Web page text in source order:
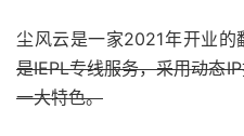
尘风云是一家2021年开业的
是IEPL专线服务，采用动态
一大特色。